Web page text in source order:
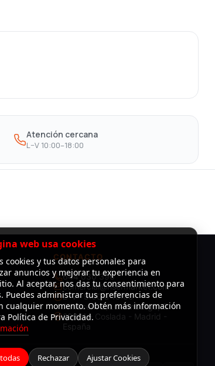
Atención cercana
L–V 10:00–18:00
CONTACTO
644 030 396
comercial@risermarket.com
L–V · 9:00 a 19:00
Almacén: C/Luxemburgo, 3 -
28821 - Coslada - Madrid -
España
web usa cookies
cookies y tus datos personales para
anuncios y mejorar tu experiencia en
Al aceptar, nos das tu consentimiento para
Puedes administrar tus preferencias de
cualquier momento. Obtén más información
Política de Privacidad.
Rechazar Ajustar Cookies